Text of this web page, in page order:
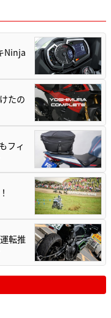
Ninja
たの
フィ
転推